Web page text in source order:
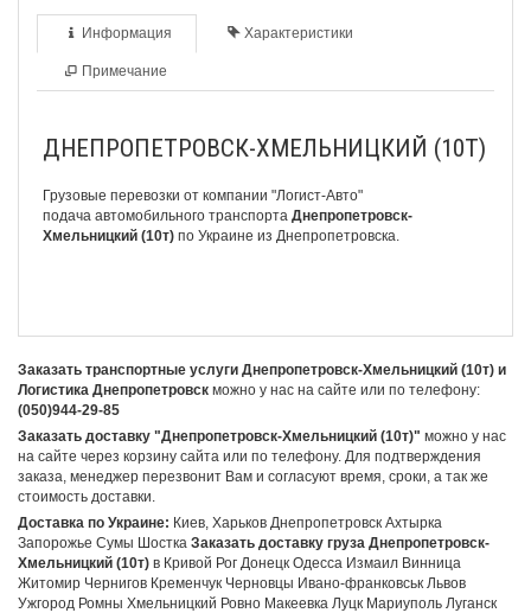
Информация Характеристики
Примечание
ДНЕПРОПЕТРОВСК-ХМЕЛЬНИЦКИЙ (10Т)
Грузовые перевозки от компании "Логист-Авто"
подача автомобильного транспорта Днепропетровск-
Хмельницкий (10т) по Украине из Днепропетровска.
Заказать транспортные услуги Днепропетровск-Хмельницкий (10т) и
Логистика Днепропетровск можно у нас на сайте или по телефону:
(050)944-29-85
Заказать доставку "Днепропетровск-Хмельницкий (10т)" можно у нас
на сайте через корзину сайта или по телефону. Для подтверждения
заказа, менеджер перезвонит Вам и согласуют время, сроки, а так же
стоимость доставки.
Доставка по Украине: Киев, Харьков Днепропетровск Ахтырка
Запорожье Сумы Шостка Заказать доставку груза Днепропетровск-
Хмельницкий (10т) в Кривой Рог Донецк Одесса Измаил Винница
Житомир Чернигов Кременчук Черновцы Ивано-франковськ Львов
Ужгород Ромны Хмельницкий Ровно Макеевка Луцк Мариуполь Луганск